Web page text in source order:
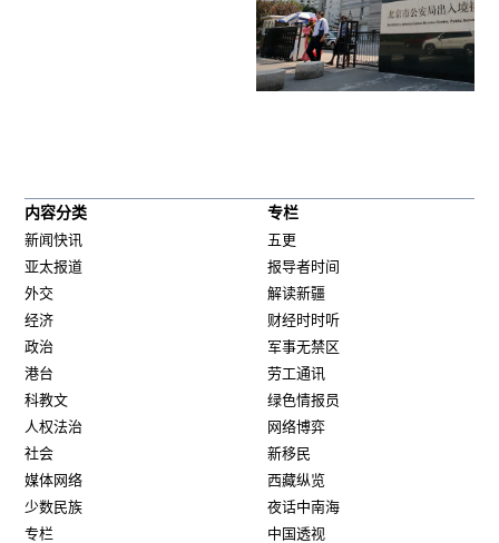
内容分类
新闻快讯
亚太报道
外交
经济
政治
港台
科教文
人权法治
社会
媒体网络
少数民族
专栏
专栏
五更
报导者时间
解读新疆
财经时时听
军事无禁区
劳工通讯
绿色情报员
网络博弈
新移民
西藏纵览
夜话中南海
中国透视